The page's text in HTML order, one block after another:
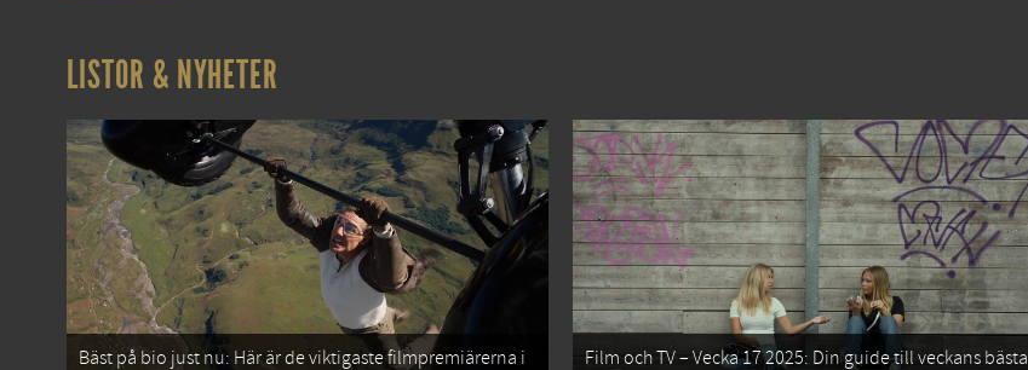
LISTOR & NYHETER
Bäst på bio just nu: Här är de viktigaste filmpremiärerna i
Film och TV – Vecka 17 2025: Din guide till veckans bästa